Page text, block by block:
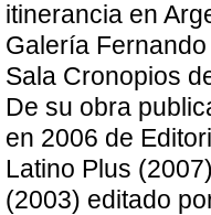
itinerancia en
Galería
Sala Cronopios
De su obra
en 2006 de
Latino Plus
(2003) editado